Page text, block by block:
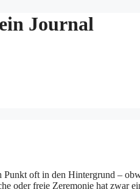
Journal
oft in den Hintergrund –
oder freie Zeremonie hat zwar